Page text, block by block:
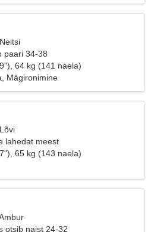
paari 34-38
64 kg (141 naela)
Mägironimine
lahedat meest
65 kg (143 naela)
otsib naist 24-32